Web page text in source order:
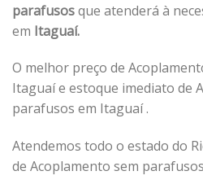
parafusosque atenderá à
em Itaguaí.
O melhor preço de
Itaguaí e estoque imediato de
parafusos em Itaguaí .
Atendemos todo o estado do
de Acoplamento sem